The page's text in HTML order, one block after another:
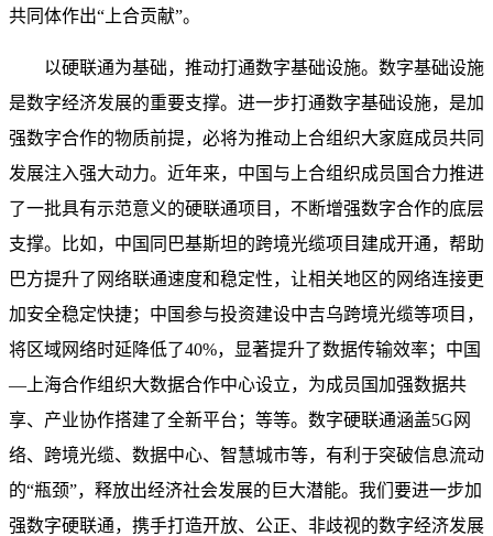
共同体作出“上合贡献”。
以硬联通为基础，推动打通数字基础设施。数字基础设施
是数字经济发展的重要支撑。进一步打通数字基础设施，是加
强数字合作的物质前提，必将为推动上合组织大家庭成员共同
发展注入强大动力。近年来，中国与上合组织成员国合力推进
了一批具有示范意义的硬联通项目，不断增强数字合作的底层
支撑。比如，中国同巴基斯坦的跨境光缆项目建成开通，帮助
巴方提升了网络联通速度和稳定性，让相关地区的网络连接更
加安全稳定快捷；中国参与投资建设中吉乌跨境光缆等项目，
将区域网络时延降低了40%，显著提升了数据传输效率；中国
—上海合作组织大数据合作中心设立，为成员国加强数据共
享、产业协作搭建了全新平台；等等。数字硬联通涵盖5G网
络、跨境光缆、数据中心、智慧城市等，有利于突破信息流动
的“瓶颈”，释放出经济社会发展的巨大潜能。我们要进一步加
强数字硬联通，携手打造开放、公正、非歧视的数字经济发展